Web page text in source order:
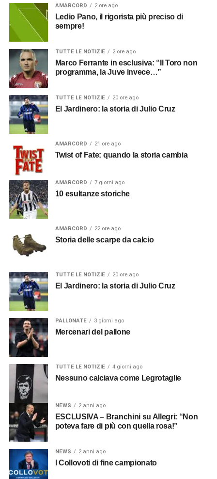
AMARCORD 2 ore ago
Ledio Pano, il rigorista più preciso di
sempre!
TUTTE LE NOTIZIE 2 ore ago
Marco Ferrante in esclusiva: “Il Toro non
programma, la Juve invece…”
TUTTE LE NOTIZIE 20 ore ago
El Jardinero: la storia di Julio Cruz
AMARCORD 21 ore ago
Twist of Fate: quando la storia cambia
AMARCORD 7 giorni ago
10 esultanze storiche
AMARCORD 22 ore ago
Storia delle scarpe da calcio
TUTTE LE NOTIZIE 20 ore ago
El Jardinero: la storia di Julio Cruz
PALLONATE 3 giorni ago
Mercenari del pallone
TUTTE LE NOTIZIE 4 giorni ago
Nessuno calciava come Legrotaglie
NEWS 2 anni ago
ESCLUSIVA – Branchini su Allegri: “Non
poteva fare di più con quella rosa!”
NEWS 2 anni ago
I Collovoti di fine campionato